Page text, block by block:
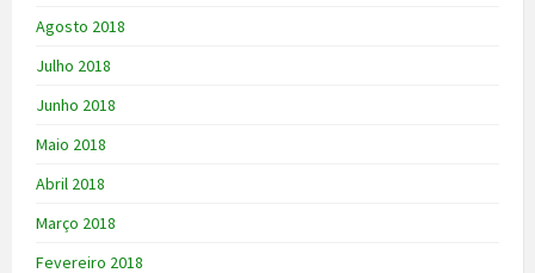
Agosto 2018
Julho 2018
Junho 2018
Maio 2018
Abril 2018
Março 2018
Fevereiro 2018